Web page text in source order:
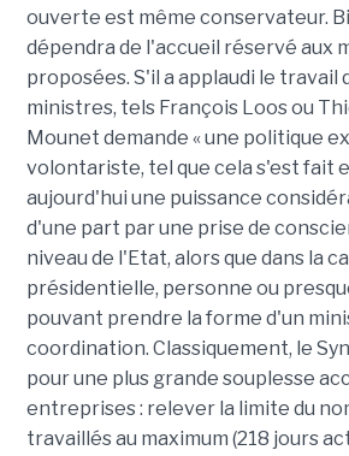
ouverte est même conservateur.
dépendra de l'accueil réservé aux
proposées. S'il a applaudi le travail
ministres, tels François Loos ou
Mounet demande « une politique
volontariste, tel que cela s'est fait
aujourd'hui une puissance
d'une part par une prise de
niveau de l'Etat, alors que dans la
présidentielle, personne ou
pouvant prendre la forme d'un
coordination. Classiquement, le
pour une plus grande souplesse
entreprises : relever la limite du
travaillés au maximum (218 jours